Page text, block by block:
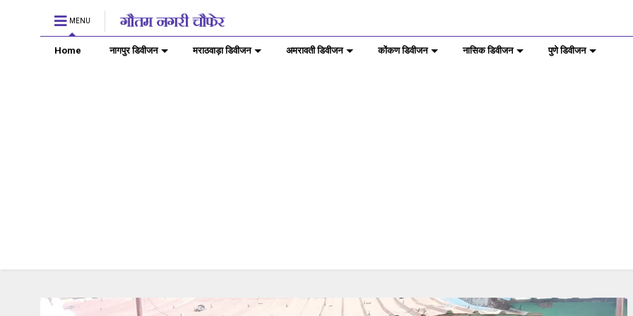
MENU
Home नागपुर डिवीजन मराठवाड़ा डिवीजन अमरावती डिवीजन कोंकण डिवीजन नासिक डिवीजन पुणे डिवीजन